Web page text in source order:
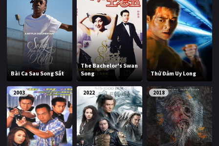
Bài Ca Sau Song Sắt
The Bachelor's Swan
Song
Thử Đảm Uy Long
2003 2022 2018